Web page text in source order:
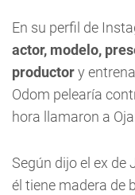
En su perfil de
actor, modelo,
productory
Odom pelearía
hora llamaron a
Según dijo el ex de
él tiene madera de